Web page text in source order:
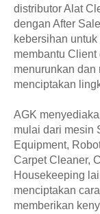
distributor Alat
dengan After
kebersihan
membantu
menurunkan dan
menciptakan
AGK
mulai dari mesin
Equipment,
Carpet Cleaner,
Housekeeping
menciptakan
memberikan